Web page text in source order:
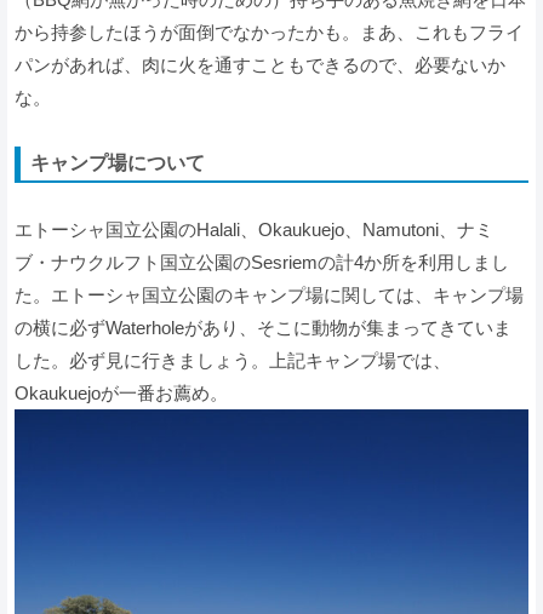
から持参したほうが面倒でなかったかも。まあ、これもフライ
パンがあれば、肉に火を通すこともできるので、必要ないか
な。
キャンプ場について
エトーシャ国立公園のHalali、Okaukuejo、Namutoni、ナミ
ブ・ナウクルフト国立公園のSesriemの計4か所を利用しまし
た。エトーシャ国立公園のキャンプ場に関しては、キャンプ場
の横に必ずWaterholeがあり、そこに動物が集まってきていま
した。必ず見に行きましょう。上記キャンプ場では、
Okaukuejoが一番お薦め。